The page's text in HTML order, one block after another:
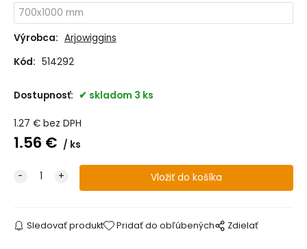
Výrobca: Arjowiggins
Kód: 514292
Dostupnosť: skladom 3 ks
1.27 € bez DPH
1.56 € ks
Sledovať produkt Pridať do obľúbených Zdielať